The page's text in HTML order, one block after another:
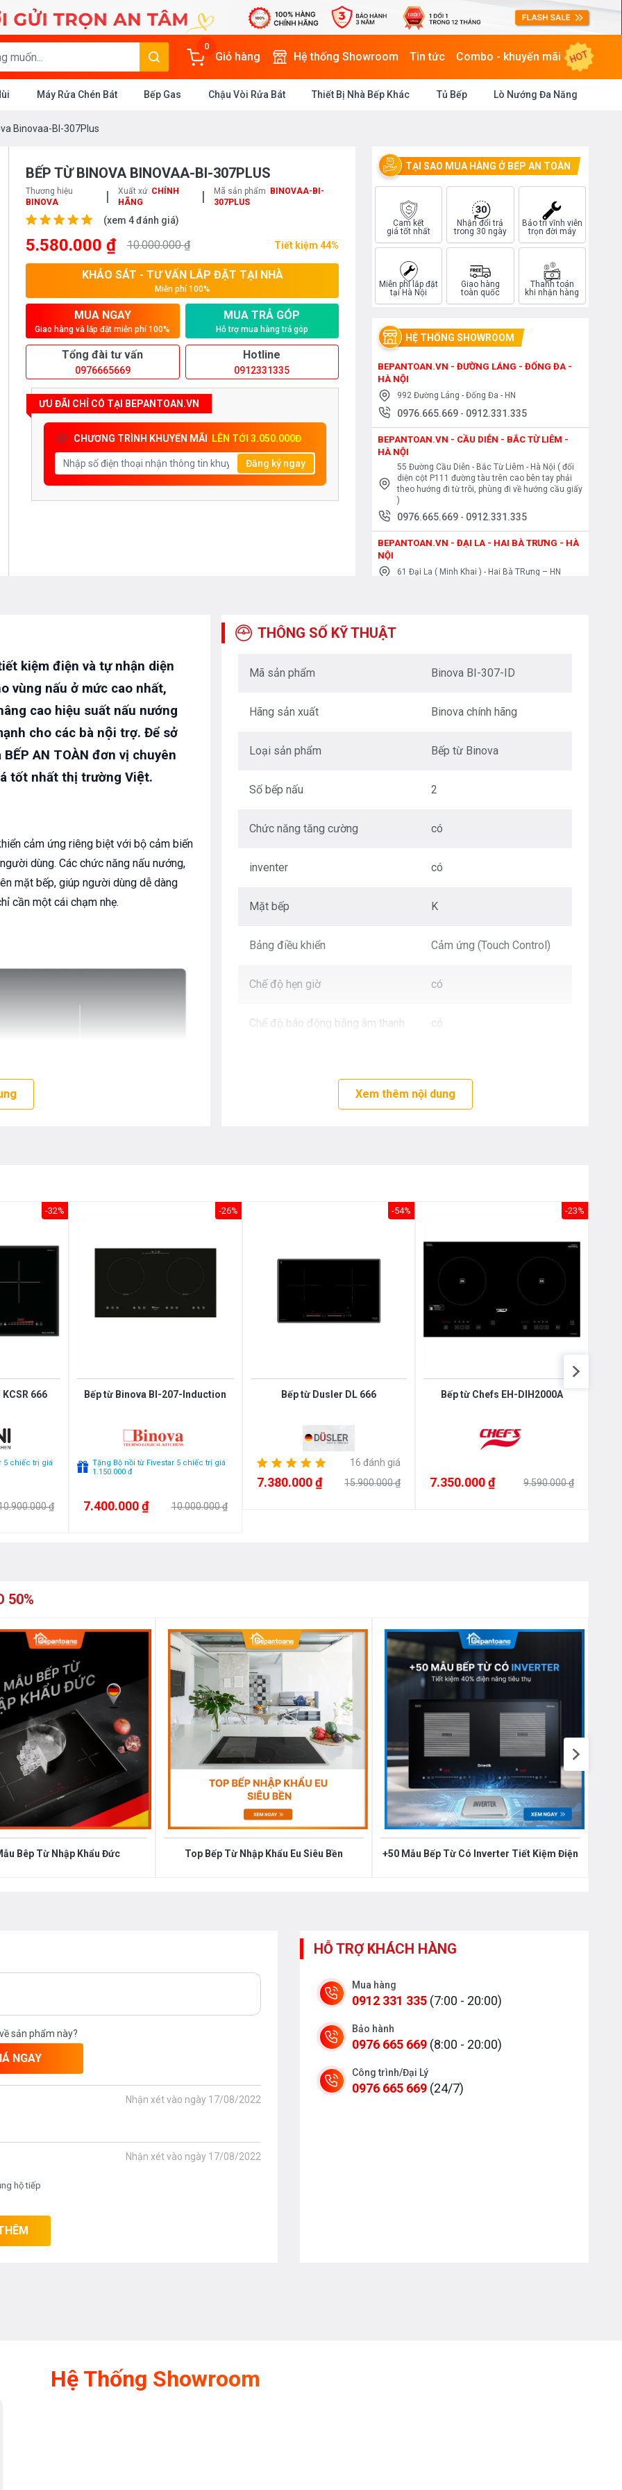
0
Giỏ hàng Hệ thống Showroom Tin tức Combo - khuyến mãi HOT
Máy Rửa Chén Bát Bếp Gas Chậu Vòi Rửa Bát Thiết Bị Nhà Bếp Khác Tủ Bếp Lò Nướng Đa Năng
Binovaa-BI-307Plus
BẾP TỪ BINOVA BINOVAA-BI-307PLUS
Thương hiệu
BINOVA
| Xuất xứ CHÍNH
HÃNG
| Mã sản phẩm
BINOVAA-BI-
307PLUS
(xem 4 đánh giá)
5.580.000 ₫ 10.000.000 ₫ Tiết kiệm 44%
KHẢO SÁT - TƯ VẤN LẮP ĐẶT TẠI NHÀ
Miễn phí 100%
MUA NGAY
Giao hàng và lắp đặt miễn phí 100%
MUA TRẢ GÓP
Hỗ trợ mua hàng trả góp
Tổng đài tư vấn
0976665669
Hotline
0912331335
ƯU ĐÃI CHỈ CÓ TẠI BEPANTOAN.VN
CHƯƠNG TRÌNH KHUYẾN MÃI LÊN TỚI 3.050.000Đ
Đăng ký ngay
TẠI SAO MUA HÀNG Ở BẾP AN TOÀN
Cam kết
giá tốt nhất
Nhận đổi trả
trong 30 ngày
Bảo trì vĩnh viễn
trọn đời máy
Miễn phí lắp đặt
tại Hà Nội
Giao hàng
toàn quốc
Thanh toán
khi nhận hàng
HỆ THỐNG SHOWROOM
BEPANTOAN.VN - ĐƯỜNG LÁNG - ĐỐNG ĐA -
HÀ NỘI
992 Đường Láng - Đống Đa - HN
0976.665.669 - 0912.331.335
BEPANTOAN.VN - CẦU DIỄN - BẮC TỪ LIÊM -
HÀ NỘI
55 Đường Cầu Diễn - Bắc Từ Liêm - Hà Nội ( đối
diện cột P111 đường tàu trên cao bên tay phải
theo hướng đi từ trôi, phùng đi về hướng cầu giấy
)
0976.665.669 - 0912.331.335
BEPANTOAN.VN - ĐẠI LA - HAI BÀ TRƯNG - HÀ
NỘI
61 Đại La ( Minh Khai ) - Hai Bà TRưng – HN
XUÂN - HÀ NỘI
Căn 08 - TT1.4 Khu Dự Án Calyx Residence
0976.665.669 0912.331.335
BIÊN - HÀ NỘI
BẾP AN TOÀN SÓC SƠN
0912.331.335
kiệm điện và tự nhận diện
vùng nấu ở mức cao nhất,
cao hiệu suất nấu nướng
cho các bà nội trợ. Để sở
AN TOÀN đơn vị chuyên
tốt nhất thị trường Việt.
cảm ứng riêng biệt với bộ cảm biến
dùng. Các chức năng nấu nướng,
mặt bếp, giúp người dùng dễ dàng
cần một cái chạm nhẹ.
khi kết thúc quá trình nấu nướng, hệ
kiện bên trong, giúp bếp hoạt động
đột ngột.
toàn
2 bếp đều có công suất tối đa là
( tổng công suất đạt 4000W).
nâng cao hiệu suất hoạt động lên
gọn hơn.
điều chỉnh công suất nấu giúp bạn
thời gian nấu nướng thích hợp cho
bên bếp mà vẫn chuẩn bị xong
khi sử dụng, mặc dù đã tắt bếp
trong vài phút. Nếu bếp từ
dùng tránh việc chạm vào bếp, dễ
kích hoạt tính năng này, toàn bộ các
thể can thiệp vào hoạt động bếp,
hiện đại này tại các chi nhánh của bếp
THÔNG SỐ KỸ THUẬT
Mã sản phẩm Binova BI-307-ID
Hãng sản xuất Binova chính hãng
Loại sản phẩm Bếp từ Binova
Số bếp nấu 2
Chức năng tăng cường có
inventer có
Mặt bếp K
Bảng điều khiển Cảm ứng (Touch Control)
Chế độ hẹn giờ có
Chế độ báo động bằng âm thanh có
kính đen
Xem thêm nội dung
-32%
666
5 chiếc trị giá
₫
-26%
Bếp từ Binova BI-207-Induction
Tặng Bộ nồi từ Fivestar 5 chiếc trị giá
1.150.000 đ
7.400.000 ₫ 10.000.000 ₫
-54%
Bếp từ Dusler DL 666
16 đánh giá
7.380.000 ₫ 15.900.000 ₫
-23%
Bếp từ Chefs EH-DIH2000A
7.350.000 ₫ 9.590.000 ₫
50%
Bêp Từ Nhập Khẩu Đức Top Bếp Từ Nhập Khẩu Eu Siêu Bền +50 Mẫu Bếp Từ Có Inverter Tiết Kiệm Điện
sản phẩm này?
NGAY
Nhận xét vào ngày 17/08/2022
Nhận xét vào ngày 17/08/2022
hộ tiếp
HỖ TRỢ KHÁCH HÀNG
Mua hàng
0912 331 335 (7:00 - 20:00)
Bảo hành
0976 665 669 (8:00 - 20:00)
Công trình/Đại Lý
0976 665 669 (24/7)
Hệ Thống Showroom